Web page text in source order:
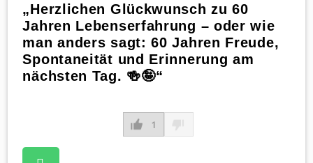
„Herzlichen Glückwunsch zu 60
Jahren Lebenserfahrung – oder wie
man anders sagt: 60 Jahren Freude,
Spontaneität und Erinnerung am
nächsten Tag. 🍻🤪“
1